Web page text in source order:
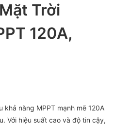
Trời
120A,
năng MPPT mạnh mẽ 120A
Với hiệu suất cao và độ tin cậy,